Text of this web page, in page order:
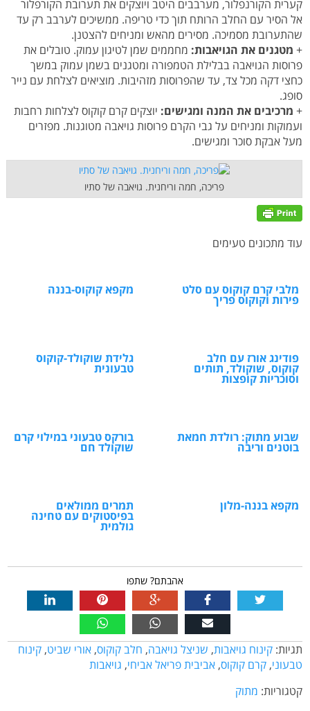
קערית הקורנפלור, מערבבים היטב ויוצקים את תערובת הקורפלור
אל הסיר עם החלב הרותח תוך כדי טריפה. ממשיכים לערבב רק עד
שהתערובת מסמיכה. מסירים מהאש ומניחים להצטנן.
+ מטגנים את הגויאבות: מחממים שמן לטיגון עמוק. טובלים את
פרוסות הגויאבה בבלילת הטמפורה ומטגנים בשמן עמוק במשך
כחצי דקה מכל צד, עד שהפרוסות מזהיבות. מוציאים לצלחת עם נייר
סופג.
+ מרכיבים את המנה ומגישים: יוצקים קרם קוקוס לצלחות רחבות
ועמוקות ומניחים על גבי הקרם פרוסות גויאבה מטוגנות. מפזרים
מעל אבקת סוכר ומגישים.
פריכה, חמה וריחנית. גויאבה של סתיו
עוד מתכונים טעימים
מלבי קרם קוקוס עם סלט
פירות וקוקוס פריך
מקפא קוקוס-בננה
פודינג אורז עם חלב
קוקוס, שוקולד, תותים
וסוכריות קופצות
גלידת שוקולד-קוקוס
טבעונית
שבוע מתוק: רולדת חמאת
בוטנים וריבה
בורקס טבעוני במילוי קרם
שוקולד חם
מקפא בננה-מלון תמרים ממולאים
בפיסטוקים עם טחינה
גולמית
אהבתם? שתפו
תגיות: קינוח גויאבות, שניצל גויאבה, חלב קוקוס, אורי שביט, קינוח
טבעוני, קרם קוקוס, אביבית פריאל אביחי, גויאבות
קטגוריות: מתוק